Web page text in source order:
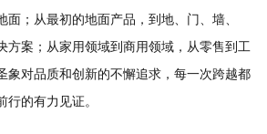
；从最初的地面产品，到地、门、墙、
方案；从家用领域到商用领域，从零售到工
对品质和创新的不懈追求，每一次跨越都
的有力见证。